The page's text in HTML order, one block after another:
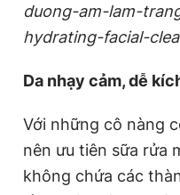
duong-am-lam-
hydrating-facial-
Da nhạy cảm, dễ
Với những cô nàng
nên ưu tiên sữa rửa
không chứa các